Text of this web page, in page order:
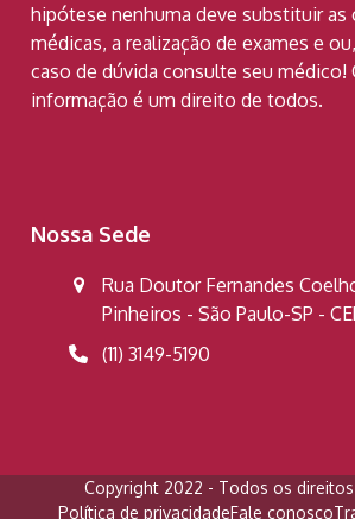
hipótese nenhuma deve substituir as
médicas, a realização de exames e
caso de dúvida consulte seu médico!
informação é um direito de todos.
Nossa Sede
Rua Doutor Fernandes
Pinheiros - São Paulo-SP -
(11) 3149-5190
Copyright 2022 - Todos os
Política de privacidadeFale conosco